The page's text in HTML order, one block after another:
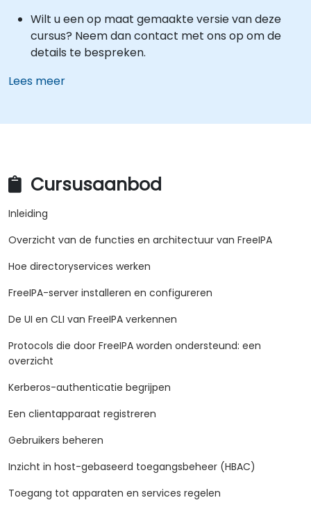
Wilt u een op maat gemaakte versie van deze
cursus? Neem dan contact met ons op om de
details te bespreken.
Lees meer
Cursusaanbod
Inleiding
Overzicht van de functies en architectuur van FreeIPA
Hoe directoryservices werken
FreeIPA-server installeren en configureren
De UI en CLI van FreeIPA verkennen
Protocols die door FreeIPA worden ondersteund: een
overzicht
Kerberos-authenticatie begrijpen
Een clientapparaat registreren
Gebruikers beheren
Inzicht in host-gebaseerd toegangsbeheer (HBAC)
Toegang tot apparaten en services regelen